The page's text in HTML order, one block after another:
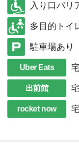
入り口バリ
多目的トイ
駐車場あり
Uber Eats
出前館
rocket now